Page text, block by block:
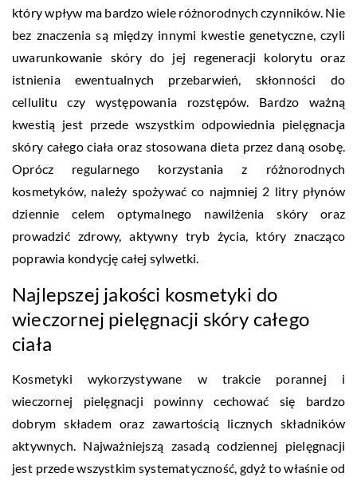
który wpływ ma bardzo wiele różnorodnych czynników. Nie
bez znaczenia są między innymi kwestie genetyczne, czyli
uwarunkowanie skóry do jej regeneracji kolorytu oraz
istnienia ewentualnych przebarwień, skłonności do
cellulitu czy występowania rozstępów. Bardzo ważną
kwestią jest przede wszystkim odpowiednia pielęgnacja
skóry całego ciała oraz stosowana dieta przez daną osobę.
Oprócz regularnego korzystania z różnorodnych
kosmetyków, należy spożywać co najmniej 2 litry płynów
dziennie celem optymalnego nawilżenia skóry oraz
prowadzić zdrowy, aktywny tryb życia, który znacząco
poprawia kondycję całej sylwetki.
Najlepszej jakości kosmetyki do
wieczornej pielęgnacji skóry całego
ciała
Kosmetyki wykorzystywane w trakcie porannej i
wieczornej pielęgnacji powinny cechować się bardzo
dobrym składem oraz zawartością licznych składników
aktywnych. Najważniejszą zasadą codziennej pielęgnacji
jest przede wszystkim systematyczność, gdyż to właśnie od